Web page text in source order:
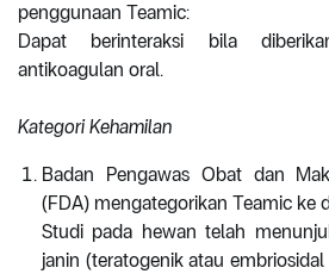
penggunaan Teamic:
Dapat berinteraksi bila
antikoagulan oral.
Kategori Kehamilan
Badan Pengawas Obat dan
(FDA) mengategorikan Teamic ke
Studi pada hewan telah
janin (teratogenik atau